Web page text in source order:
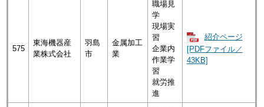
575
東海機器産
業株式会社
羽島
市
金属加工
業
職場見
学
現場実
習
企業内
作業学
習
就労推
進
紹介ページ
[PDFファイル／
43KB]